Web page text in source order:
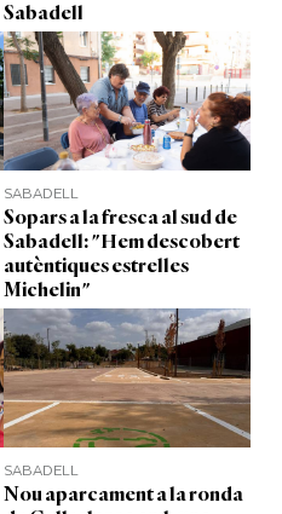
Sabadell
SABADELL
Sopars a la fresca al sud de
Sabadell: "Hem descobert
autèntiques estrelles
Michelin"
SABADELL
Nou aparcament a la ronda